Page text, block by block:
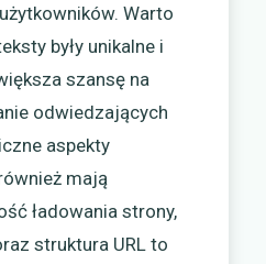
Warto
były unikalne i
szansę na
odwiedzających
aspekty
mają
ładowania strony,
struktura URL to